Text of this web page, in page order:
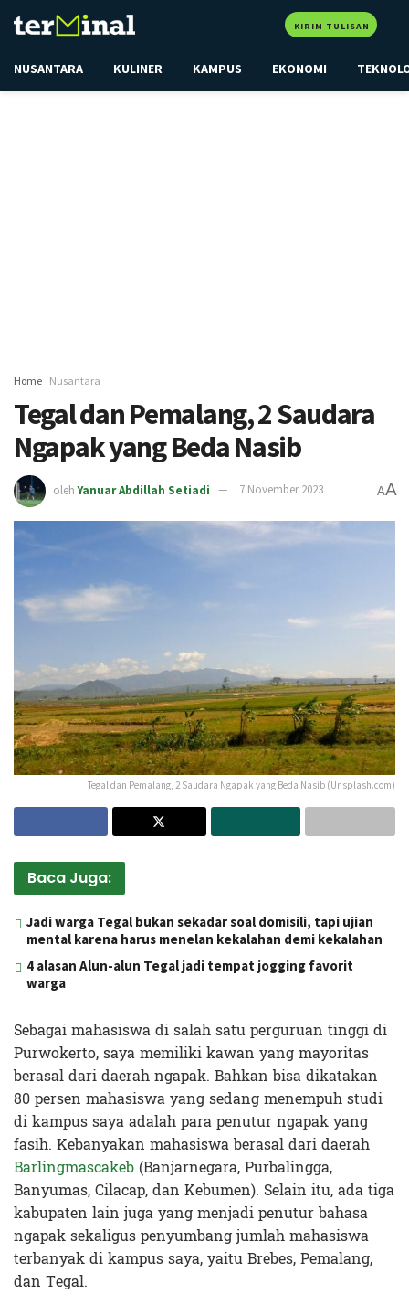
KIRIM TULISAN
NUSANTARA KULINER KAMPUS EKONOMI
Home Nusantara
Tegal dan Pemalang, 2 Saudara
Ngapak yang Beda Nasib
oleh Yanuar Abdillah Setiadi 7 November 2023 AA
Tegal dan Pemalang, 2 Saudara Ngapak yang Beda Nasib (Unsplash.com)
Baca Juga:
Jadi warga Tegal bukan sekadar soal domisili, tapi ujian
mental karena harus menelan kekalahan demi kekalahan
4 alasan Alun-alun Tegal jadi tempat jogging favorit
warga
Sebagai mahasiswa di salah satu perguruan tinggi di
Purwokerto, saya memiliki kawan yang mayoritas
berasal dari daerah ngapak. Bahkan bisa dikatakan
80 persen mahasiswa yang sedang menempuh studi
di kampus saya adalah para penutur ngapak yang
fasih. Kebanyakan mahasiswa berasal dari daerah
Barlingmascakeb (Banjarnegara, Purbalingga,
Banyumas, Cilacap, dan Kebumen). Selain itu, ada tiga
kabupaten lain juga yang menjadi penutur bahasa
ngapak sekaligus penyumbang jumlah mahasiswa
terbanyak di kampus saya, yaitu Brebes, Pemalang,
dan Tegal.